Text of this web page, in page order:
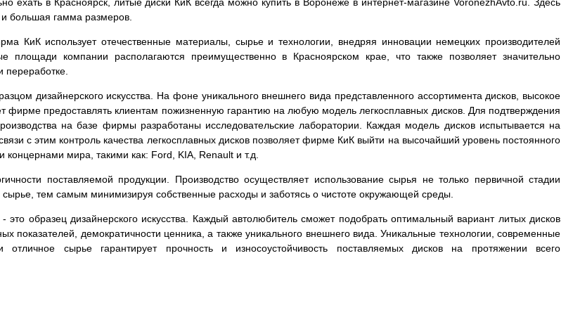
большая гамма размеров.
КиК использует отечественные материалы, сырье и технологии, внедряя инновации немецких производителей
площади компании располагаются преимущественно в Красноярском крае, что также позволяет значительно
переработке.
дизайнерского искусства. На фоне уникального внешнего вида представленного ассортимента дисков, высокое
фирме предоставлять клиентам пожизненную гарантию на любую модель легкосплавных дисков. Для подтверждения
на базе фирмы разработаны исследовательские лаборатории. Каждая модель дисков испытывается на
с этим контроль качества легкосплавных дисков позволяет фирме КиК выйти на высочайший уровень постоянного
мира, такими как: Ford, KIA, Renault и т.д.
поставляемой продукции. Производство осуществляет использование сырья не только первичной стадии
сырье, тем самым минимизируя собственные расходы и заботясь о чистоте окружающей среды.
это образец дизайнерского искусства. Каждый автолюбитель сможет подобрать оптимальный вариант литых дисков
показателей, демократичности ценника, а также уникального внешнего вида. Уникальные технологии, современные
сырье гарантирует прочность и износоустойчивость поставляемых дисков на протяжении всего